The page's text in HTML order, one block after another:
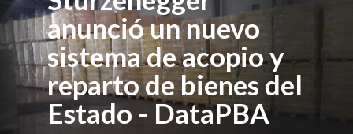
anunció un nuevo
sistema de acopio y
reparto de bienes del
Estado - DataPBA